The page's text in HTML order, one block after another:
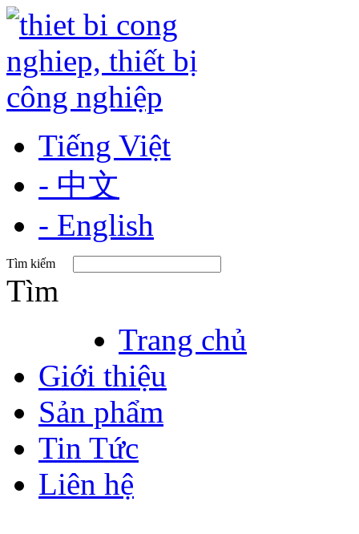
Tiếng Việt
- 中文
- English
Tìm kiếm
Tìm
Trang chủ
Giới thiệu
Sản phẩm
Tin Tức
Liên hệ